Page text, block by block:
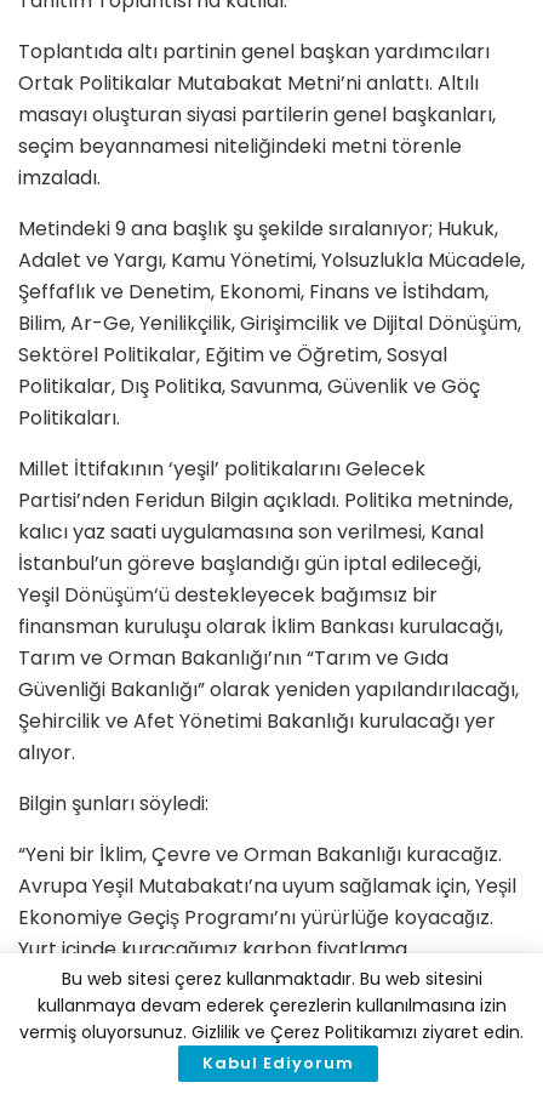
Toplantıda altı partinin genel başkan yardımcıları
Ortak Politikalar Mutabakat Metni’ni anlattı. Altılı
masayı oluşturan siyasi partilerin genel başkanları,
seçim beyannamesi niteliğindeki metni törenle
imzaladı.
Metindeki 9 ana başlık şu şekilde sıralanıyor; Hukuk,
Adalet ve Yargı, Kamu Yönetimi, Yolsuzlukla Mücadele,
Şeffaflık ve Denetim, Ekonomi, Finans ve İstihdam,
Bilim, Ar-Ge, Yenilikçilik, Girişimcilik ve Dijital Dönüşüm,
Sektörel Politikalar, Eğitim ve Öğretim, Sosyal
Politikalar, Dış Politika, Savunma, Güvenlik ve Göç
Politikaları.
Millet İttifakının ‘yeşil’ politikalarını Gelecek
Partisi’nden Feridun Bilgin açıkladı. Politika metninde,
kalıcı yaz saati uygulamasına son verilmesi, Kanal
İstanbul’un göreve başlandığı gün iptal edileceği,
Yeşil Dönüşüm‘ü destekleyecek bağımsız bir
finansman kuruluşu olarak İklim Bankası kurulacağı,
Tarım ve Orman Bakanlığı’nın “Tarım ve Gıda
Güvenliği Bakanlığı” olarak yeniden yapılandırılacağı,
Şehircilik ve Afet Yönetimi Bakanlığı kurulacağı yer
alıyor.
Bilgin şunları söyledi:
“Yeni bir İklim, Çevre ve Orman Bakanlığı kuracağız.
Avrupa Yeşil Mutabakatı’na uyum sağlamak için, Yeşil
Ekonomiye Geçiş Programı’nı yürürlüğe koyacağız.
Yurt içinde kuracağımız karbon fiyatlama
sistemlerinden elde edilecek gelirlerle, sektörlerin
dönüşümünü finanse edecek ‘Yeşil Dönüşüm Fonu’nu
kuracağız. Çevre İhtisas Mahkemeleri kuracak, Türk
Ceza Kanunu’ndaki çevre suçlarının kapsamını
Bu web sitesi çerez kullanmaktadır. Bu web sitesini
kullanmaya devam ederek çerezlerin kullanılmasına izin
vermiş oluyorsunuz. Gizlilik ve Çerez Politikamızı ziyaret edin.
Kabul Ediyorum